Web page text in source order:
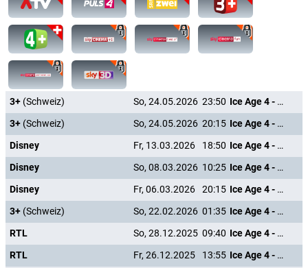
3+ (Schweiz) So, 24.05.2026 23:50
Ice Age 4 - Voll verschoben
3+ (Schweiz) So, 24.05.2026 20:15
Ice Age 4 - Voll verschoben
Disney
Fr, 13.03.2026 18:50
Ice Age 4 - Voll verschoben
Disney
So, 08.03.2026 10:25
Ice Age 4 - Voll verschoben
Disney
Fr, 06.03.2026 20:15
Ice Age 4 - Voll verschoben
3+ (Schweiz) So, 22.02.2026 01:35
Ice Age 4 - Voll verschoben
RTL
So, 28.12.2025 09:40
Ice Age 4 - Voll verschoben
RTL
Fr, 26.12.2025 13:55
Ice Age 4 - Voll verschoben